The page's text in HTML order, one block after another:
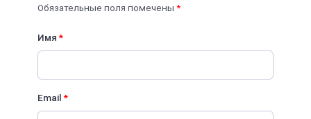
Обязательные поля помечены *
Имя*
Email*